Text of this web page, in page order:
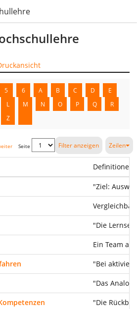
5 6 A B C D
E
L M N O P Q
R
Z
Seite Filter anzeigen Zeilen
Definitionen
"Ziel:
"Die
Ein Team
"Bei
"Das
"Die